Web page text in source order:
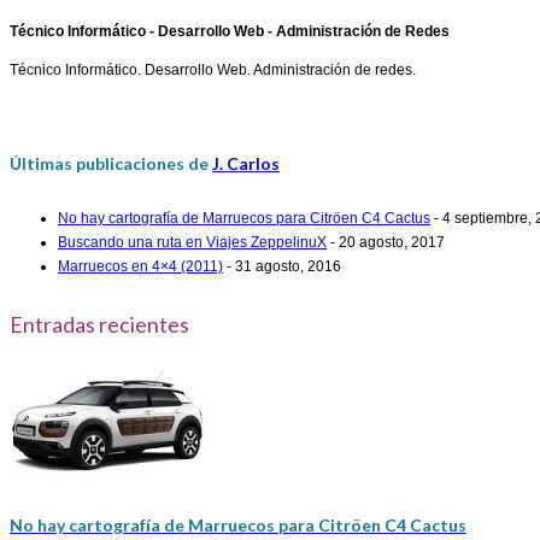
Técnico Informático - Desarrollo Web - Administración de Redes
Técnico Informático. Desarrollo Web. Administración de redes.
Últimas publicaciones deJ. Carlos
No hay cartografía de Marruecos para Citröen C4 Cactus - 4 septiembre,
Buscando una ruta en Viajes ZeppelinuX - 20 agosto, 2017
Marruecos en 4×4 (2011) - 31 agosto, 2016
Entradas recientes
No hay cartografía de Marruecos para Citröen C4 Cactus